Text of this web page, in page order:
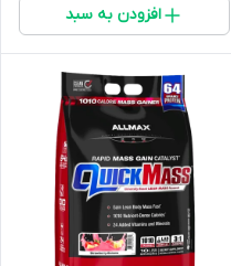
افزودن به سبد